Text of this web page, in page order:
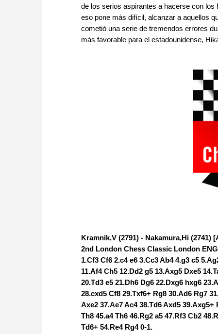
de los serios aspirantes a hacerse con
eso pone más difícil, alcanzar a aquellos
cometió una serie de tremendos errores
más favorable para el estadounidense,
Kramnik,V (2791) - Nakamura,Hi (2741)
2nd London Chess Classic London ENG
1.Cf3 Cf6 2.c4 e6 3.Cc3 Ab4 4.g3 c5
11.Af4 Ch5 12.Dd2 g5 13.Axg5 Dxe5
20.Td3 e5 21.Dh6 Dg6 22.Dxg6 hxg6
28.cxd5 Cf8 29.Txf6+ Rg8 30.Ad6 Rg7
Axe2 37.Ae7 Ac4 38.Td6 Axd5 39.Axg5+
Th8 45.a4 Th6 46.Rg2 a5 47.Rf3 Cb2
Td6+ 54.Re4 Rg4 0-1.